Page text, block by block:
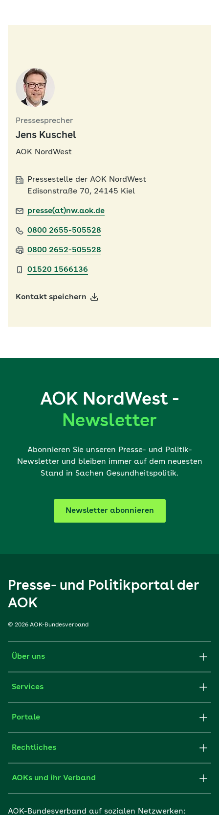
Pressesprecher
Jens Kuschel
AOK NordWest
Pressestelle der AOK NordWest
Edisonstraße 70, 24145 Kiel
presse(at)nw.aok.de
0800 2655-505528
0800 2652-505528
01520 1566136
Kontakt speichern
AOK NordWest -
Newsletter
Abonnieren Sie unseren Presse- und Politik-
Newsletter und bleiben immer auf dem neuesten
Stand in Sachen Gesundheitspolitik.
Newsletter abonnieren
Presse- und Politikportal der
AOK
© 2026 AOK-Bundesverband
Über uns
Services
Portale
Rechtliches
AOKs und ihr Verband
AOK-Bundesverband auf sozialen Netzwerken: